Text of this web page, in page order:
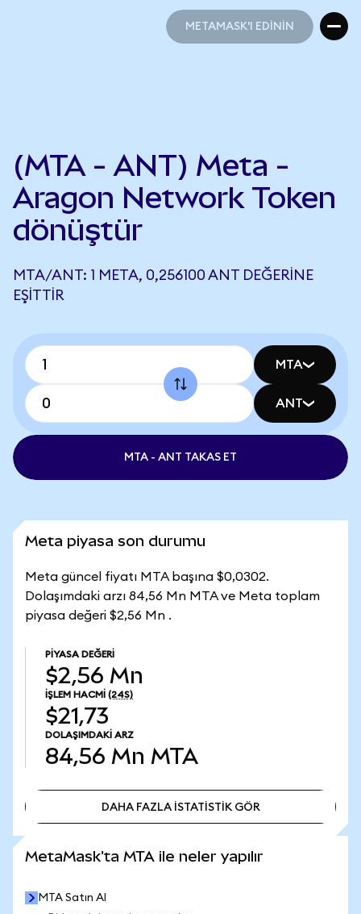
METAMASK'I EDİNİN
(MTA - ANT) Meta -
Aragon Network Token
dönüştür
MTA/ANT: 1 META, 0,256100 ANT DEĞERINE
EŞITTIR
MTA
ANT
MTA - ANT TAKAS ET
Meta piyasa son durumu
Meta güncel fiyatı MTA başına $0,0302.
Dolaşımdaki arzı 84,56 Mn MTA ve Meta toplam
piyasa değeri $2,56 Mn .
PIYASA DEĞERI
$2,56 Mn
İŞLEM HACMI (24S)
$21,73
DOLAŞIMDAKI ARZ
84,56 Mn MTA
DAHA FAZLA İSTATİSTİK GÖR
MetaMask'ta MTA ile neler yapılır
MTA Satın Al